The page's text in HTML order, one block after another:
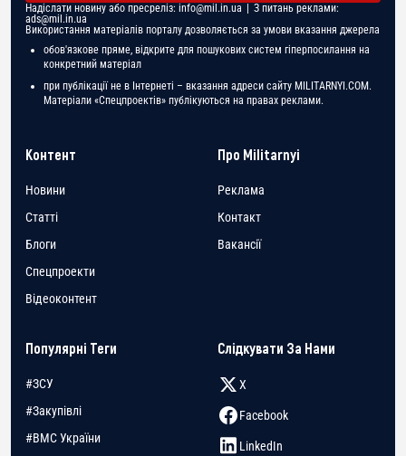
Надіслати новину або пресреліз: info@mil.in.ua | З питань реклами:
ads@mil.in.ua
Використання матеріалів порталу дозволяється за умови вказання джерела
обов'язкове пряме, відкрите для пошукових систем гіперпосилання на
конкретний матеріал
при публікації не в Інтернеті – вказання адреси сайту MILITARNYI.COM.
Матеріали «Спецпроектів» публікуються на правах реклами.
Контент
Новини
Статті
Блоги
Спецпроекти
Відеоконтент
Про Militarnyi
Реклама
Контакт
Вакансії
Популярні Теги
#ЗСУ
#Закупівлі
#ВМС України
Слідкувати За Нами
X
Facebook
LinkedIn